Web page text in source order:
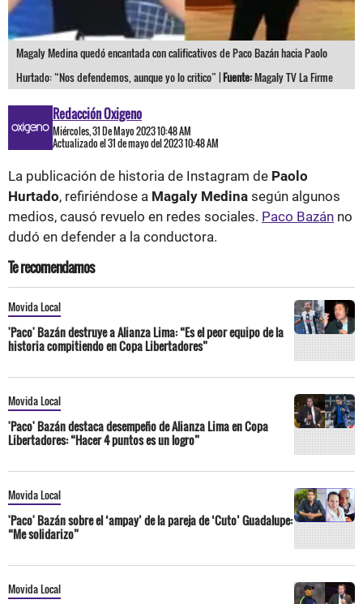
Magaly Medina quedó encantada con calificativos de Paco Bazán hacia Paolo
Hurtado: “Nos defendemos, aunque yo lo critico” |Fuente:Magaly TV La Firme
Redacción Oxigeno
Miércoles, 31 De Mayo 2023 10:48 AM
Actualizado el 31 de mayo del 2023 10:48 AM
La publicación de historia de Instagram de Paolo
Hurtado, refiriéndose a Magaly Medina según algunos
medios, causó revuelo en redes sociales. Paco Bazán no
dudó en defender a la conductora.
Te recomendamos
Movida Local
'Paco' Bazán destruye a Alianza Lima: “Es el peor equipo de la
historia compitiendo en Copa Libertadores”
Movida Local
'Paco' Bazán destaca desempeño de Alianza Lima en Copa
Libertadores: “Hacer 4 puntos es un logro”
Movida Local
'Paco' Bazán sobre el ‘ampay’ de la pareja de ‘Cuto’ Guadalupe:
“Me solidarizo”
Movida Local